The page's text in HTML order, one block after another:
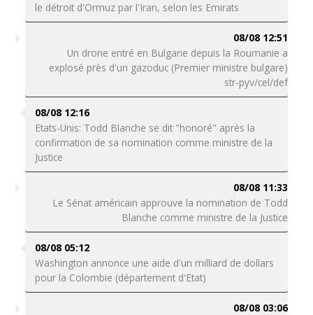
le détroit d'Ormuz par l'Iran, selon les Emirats
08/08 12:51
Un drone entré en Bulgarie depuis la Roumanie a
explosé près d'un gazoduc (Premier ministre bulgare)
str-pyv/cel/def
08/08 12:16
Etats-Unis: Todd Blanche se dit "honoré" après la
confirmation de sa nomination comme ministre de la
Justice
08/08 11:33
Le Sénat américain approuve la nomination de Todd
Blanche comme ministre de la Justice
08/08 05:12
Washington annonce une aide d'un milliard de dollars
pour la Colombie (département d'Etat)
08/08 03:06